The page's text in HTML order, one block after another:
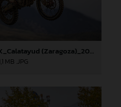
Gerard Congost_CE_MX_Calatayud (Zaragoza)_2024
MB .JPG